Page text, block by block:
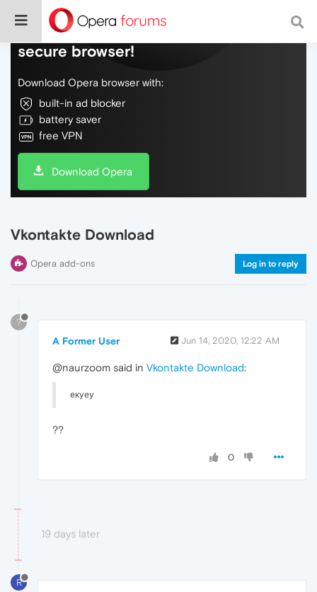
Do more on the web, with a fast and
secure browser!
Download Opera browser with:
built-in ad blocker
battery saver
free VPN
Download Opera
Vkontakte Download
Opera add-ons Log in to reply
?
A Former User Jun 14, 2020, 12:22 AM
@naurzoom said in Vkontakte Download:
екуеу
??
0
19 days later
R